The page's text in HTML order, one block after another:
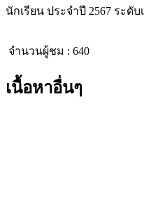
นักเรียน ประจำปี 2567 ระดั
จำนวนผู้ชม : 640
เนื้อหาอื่นๆ